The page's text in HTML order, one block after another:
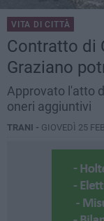
VITA DI CITTÀ
Contratto di
Graziano
Approvato l'atto
oneri aggiuntivi
TRANI - GIOVEDÌ 25